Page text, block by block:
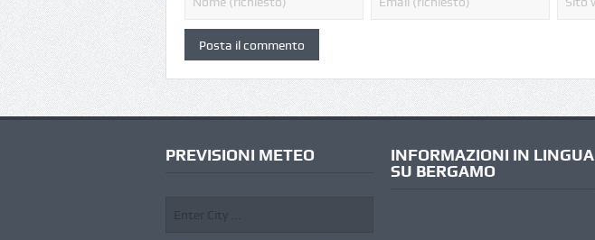
PREVISIONI METEO
INFORMAZIONI IN LINGUA
SU BERGAMO